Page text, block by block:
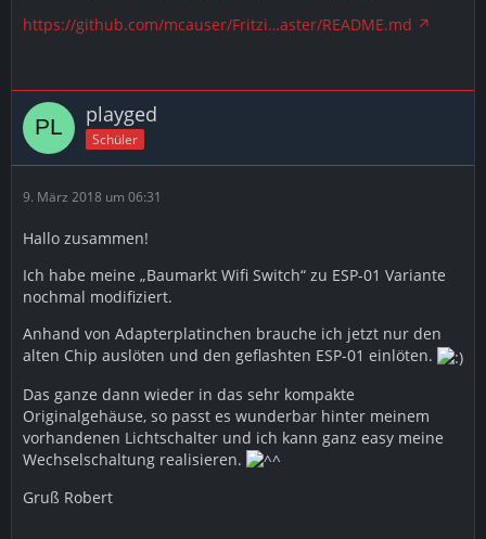
https://github.com/mcauser/Fritzi…aster/README.md
playged
Schüler
9. März 2018 um 06:31
Hallo zusammen!
Ich habe meine „Baumarkt Wifi Switch“ zu ESP-01 Variante
nochmal modifiziert.
Anhand von Adapterplatinchen brauche ich jetzt nur den
alten Chip auslöten und den geflashten ESP-01 einlöten.
Das ganze dann wieder in das sehr kompakte
Originalgehäuse, so passt es wunderbar hinter meinem
vorhandenen Lichtschalter und ich kann ganz easy meine
Wechselschaltung realisieren.
Gruß Robert